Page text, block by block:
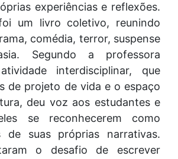
experiências e reflexões.
um livro coletivo, reunindo
comédia, terror, suspense
Segundo a professora
interdisciplinar, que
de projeto de vida e o espaço
deu voz aos estudantes e
se reconhecerem como
de suas próprias narrativas.
o desafio de escrever